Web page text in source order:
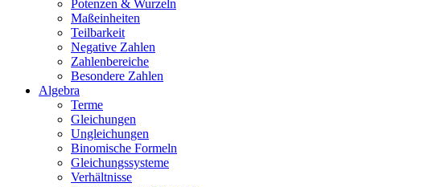
Potenzen & Wurzeln
Maßeinheiten
Teilbarkeit
Negative Zahlen
Zahlenbereiche
Besondere Zahlen
Algebra
Terme
Gleichungen
Ungleichungen
Binomische Formeln
Gleichungssysteme
Verhältnisse